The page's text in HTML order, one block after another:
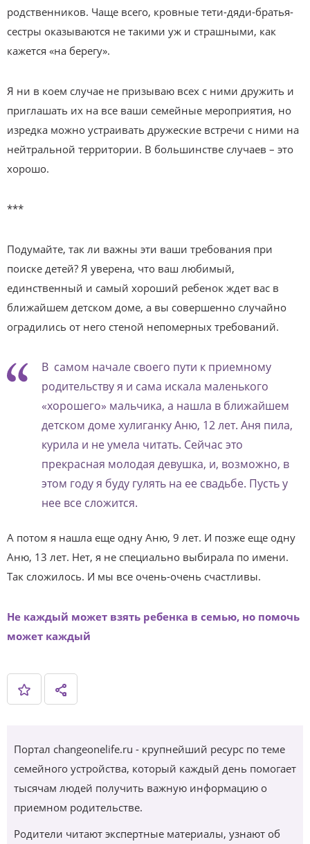
родственников. Чаще всего, кровные тети-дяди-братья-
сестры оказываются не такими уж и страшными, как
кажется «на берегу».
Я ни в коем случае не призываю всех с ними дружить и
приглашать их на все ваши семейные мероприятия, но
изредка можно устраивать дружеские встречи с ними на
нейтральной территории. В большинстве случаев – это
хорошо.
***
Подумайте, так ли важны эти ваши требования при
поиске детей? Я уверена, что ваш любимый,
единственный и самый хороший ребенок ждет вас в
ближайшем детском доме, а вы совершенно случайно
оградились от него стеной непомерных требований.
В самом начале своего пути к приемному
родительству я и сама искала маленького
«хорошего» мальчика, а нашла в ближайшем
детском доме хулиганку Аню, 12 лет. Аня пила,
курила и не умела читать. Сейчас это
прекрасная молодая девушка, и, возможно, в
этом году я буду гулять на ее свадьбе. Пусть у
нее все сложится.
А потом я нашла еще одну Аню, 9 лет. И позже еще одну
Аню, 13 лет. Нет, я не специально выбирала по имени.
Так сложилось. И мы все очень-очень счастливы.
Не каждый может взять ребенка в семью, но помочь
может каждый
Портал changeonelife.ru - крупнейший ресурс по теме
семейного устройства, который каждый день помогает
тысячам людей получить важную информацию о
приемном родительстве.
Родители читают экспертные материалы, узнают об